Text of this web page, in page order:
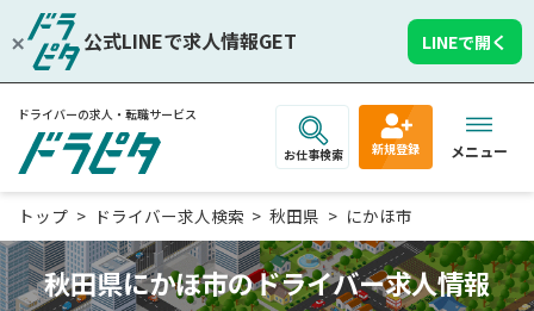
公式LINEで求人情報GET LINEで開く
ドライバーの求人・転職サービス
お仕事検索 新規登録 メニュー
トップ ドライバー求人検索 秋田県 にかほ市
秋田県にかほ市のドライバー求人情報